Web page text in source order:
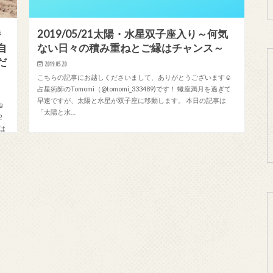
2019/05/21太陽・水星双子座入り～何気
ない日々の積み重ねとご縁はチャンス～
2019.05.20
こちらの記事にお越しくださいまして、ありがとうございます☺
占星術師のTomomi（@tomomi_333489)です！ 蠍座満月を過ぎて
早速ですが、太陽と水星が双子座に移動します。 本日の記事は
「太陽と水…